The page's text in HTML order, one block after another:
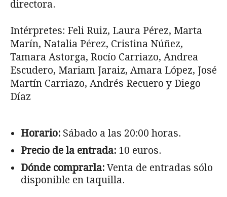
directora.
Intérpretes: Feli Ruiz, Laura Pérez, Marta
Marín, Natalia Pérez, Cristina Núñez,
Tamara Astorga, Rocío Carriazo, Andrea
Escudero, Mariam Jaraiz, Amara López, José
Martín Carriazo, Andrés Recuero y Diego
Díaz
Horario: Sábado a las 20:00 horas.
Precio de la entrada: 10 euros.
Dónde comprarla:Venta de entradas sólo
disponible en taquilla.